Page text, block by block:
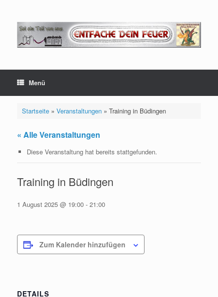
springen
Menü
Startseite» Veranstaltungen» Training in Büdingen
« Alle Veranstaltungen
Diese Veranstaltung hat bereits stattgefunden.
Training in Büdingen
1 August 2025 @ 19:00 - 21:00
Zum Kalender hinzufügen
DETAILS